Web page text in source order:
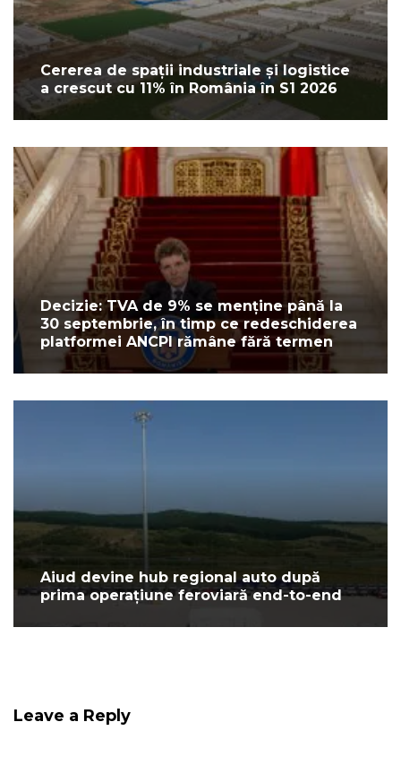
Cererea de spații industriale și logistice
a crescut cu 11% în România în S1 2026
Decizie: TVA de 9% se menține până la
30 septembrie, în timp ce redeschiderea
platformei ANCPI rămâne fără termen
Aiud devine hub regional auto după
prima operațiune feroviară end-to-end
Leave a Reply